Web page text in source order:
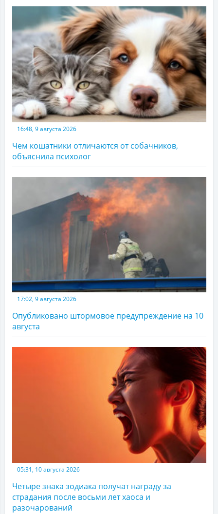
16:48, 9 августа 2026
Чем кошатники отличаются от собачников,
объяснила психолог
17:02, 9 августа 2026
Опубликовано штормовое предупреждение на 10
августа
05:31, 10 августа 2026
Четыре знака зодиака получат награду за
страдания после восьми лет хаоса и
разочарований